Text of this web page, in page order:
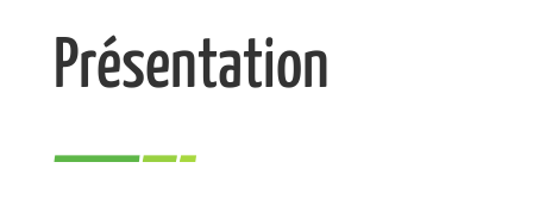
Présentation